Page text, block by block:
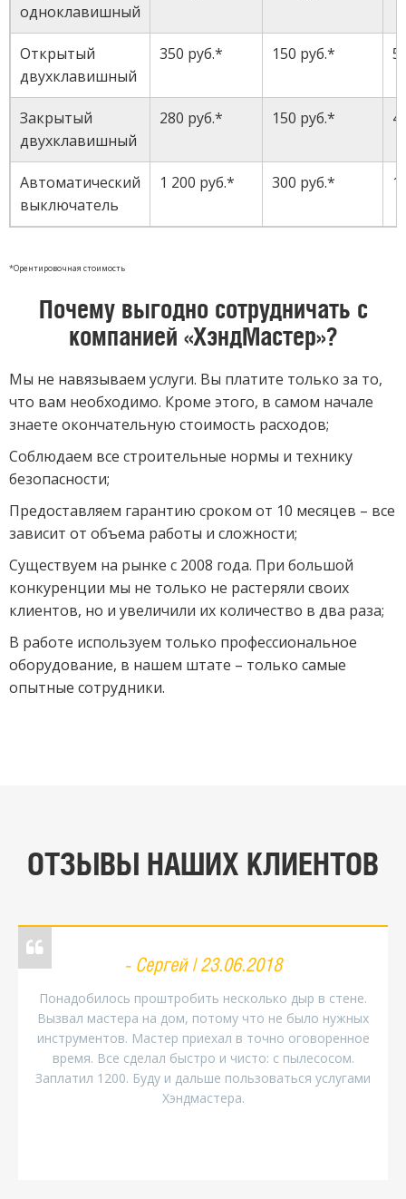
одноклавишный
Открытый
двухклавишный
350 руб.* 150 руб.*
Закрытый
двухклавишный
280 руб.* 150 руб.*
Автоматический
выключатель
1 200 руб.* 300 руб.* 1
*Орентировочная стоимость
Почему выгодно сотрудничать с
компанией «ХэндМастер»?
Мы не навязываем услуги. Вы платите только за то,
что вам необходимо. Кроме этого, в самом начале
знаете окончательную стоимость расходов;
Соблюдаем все строительные нормы и технику
безопасности;
Предоставляем гарантию сроком от 10 месяцев – все
зависит от объема работы и сложности;
Существуем на рынке с 2008 года. При большой
конкуренции мы не только не растеряли своих
клиентов, но и увеличили их количество в два раза;
В работе используем только профессиональное
оборудование, в нашем штате – только самые
опытные сотрудники.
ОТЗЫВЫ НАШИХ КЛИЕНТОВ
Сергей | 23.06.2018
Понадобилось проштробить несколько дыр в стене.
Вызвал мастера на дом, потому что не было нужных
инструментов. Мастер приехал в точно оговоренное
время. Все сделал быстро и чисто: с пылесосом.
Заплатил 1200. Буду и дальше пользоваться услугами
Хэндмастера.